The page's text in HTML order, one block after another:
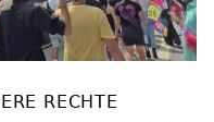
RECHTE